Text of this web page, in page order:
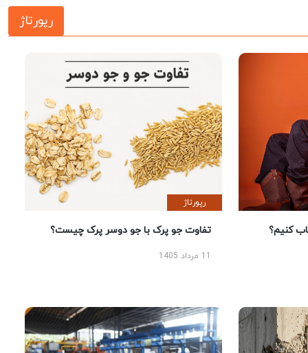
رپورتاژ
کنیم؟
رپورتاژ
تفاوت جو پرک با جو دوسر پرک چیست؟